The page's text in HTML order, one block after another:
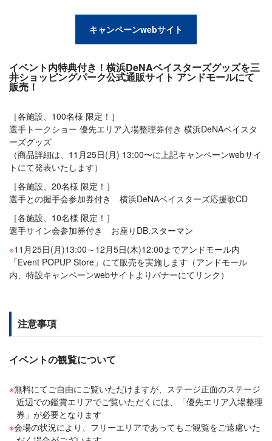
キャンペーンwebサイト
イベント内特典付き！横浜DeNAベイスターズグッズを三
井ショッピングパーク公式通販サイト アンドモールにて
販売！
［各施設、100名様 限定！］
選手トークショー 優先エリア入場整理券付き 横浜DeNAベイスタ
ーズグッズ
（商品詳細は、11月25日(月) 13:00〜に上記キャンペーンwebサイ
トにて発表いたします）
［各施設、20名様 限定！］
選手との握手会参加券付き 横浜DeNAベイスターズ応援歌CD
［各施設、10名様 限定！］
選手サイン会参加券付き お座りDB.スターマン
※11月25日(月)13:00～12月5日(木)12:00までアンドモール内
「Event POPUP Store」にて販売を実施します（アンドモール
内、特設キャンペーンwebサイトよりバナーにてリンク）
注意事項
イベントの観覧について
無料にてご自由にご覧いただけますが、ステージ正面のステージ
近辺での鑑賞エリアでご覧いただくには、「優先エリア入場整理
券」が必要となります
会場の状況により、フリーエリアであってもご観覧をご遠慮いた